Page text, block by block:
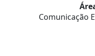
Comunicação